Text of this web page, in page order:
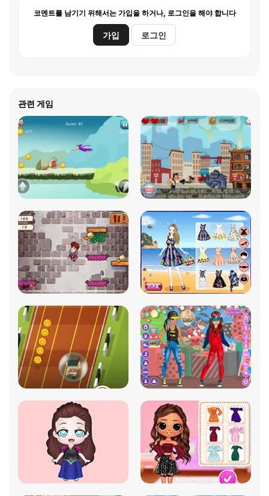
코멘트를 남기기 위해서는 가입을 하거나, 로그인을 해야 합니다
가입 로그인
관련 게임